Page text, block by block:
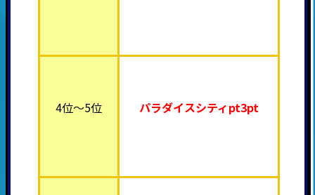
4位～5位 パラダイスシティpt3pt